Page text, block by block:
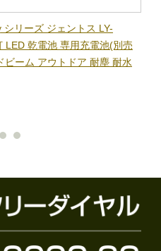
リーズ ジェントス LY-
LED 乾電池 専用充電池(別売
ビーム アウトドア 耐塵 耐水